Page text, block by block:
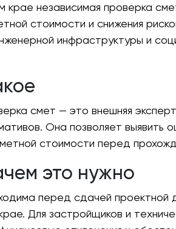
крае независимая проверка
стоимости и снижения
инфраструктуры и
смет — это внешняя
Она позволяет выявить
стоимости перед
это нужно
перед сдачей проектной
Для застройщиков и